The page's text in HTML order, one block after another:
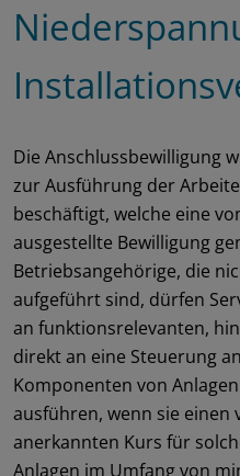
Die Anschlussbewilligung
zur Ausführung der
beschäftigt, welche eine
ausgestellte Bewilligung
Betriebsangehörige, die
aufgeführt sind, dürfen
an funktionsrelevanten,
direkt an eine Steuerung
Komponenten von
ausführen, wenn sie einen
anerkannten Kurs für
Anlagen im Umfang von